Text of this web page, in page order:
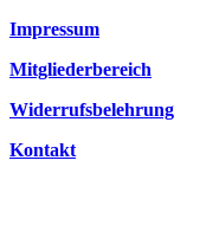
Impressum
Mitgliederbereich
Widerrufsbelehrung
Kontakt